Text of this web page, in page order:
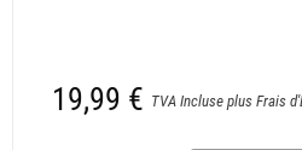
19,99 € TVA Incluse plus Frais